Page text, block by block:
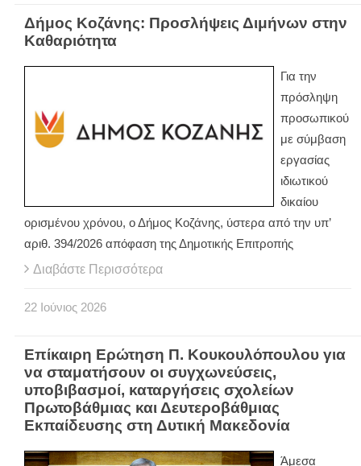
Δήμος Κοζάνης: Προσλήψεις Διμήνων στην
Καθαριότητα
Για την
πρόσληψη
προσωπικού
με σύμβαση
εργασίας
ιδιωτικού
δικαίου
ορισμένου χρόνου, ο Δήμος Κοζάνης, ύστερα από την υπ’
αριθ. 394/2026 απόφαση της Δημοτικής Επιτροπής
Διαβάστε Περισσότερα
22 Ιούνιος 2026
Επίκαιρη Ερώτηση Π. Κουκουλόπουλου για
να σταματήσουν οι συγχωνεύσεις,
υποβιβασμοί, καταργήσεις σχολείων
Πρωτοβάθμιας και Δευτεροβάθμιας
Εκπαίδευσης στη Δυτική Μακεδονία
Άμεσα